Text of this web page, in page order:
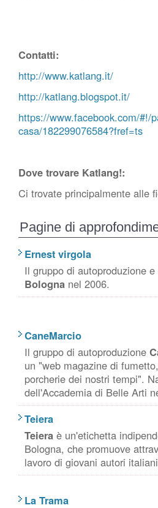
Contatti:
http://www.katlang.it/
http://katlang.blogspot.it/
https://www.facebook.com/#!/
casa/182299076584?fref=ts
Dove trovare Katlang!:
Ci trovate principalmente alle
Pagine di
Ernest virgola
Il gruppo di autoproduzione
Bologna nel 2006.
CaneMarcio
Il gruppo di autoproduzione
un "web magazine di
porcherie dei nostri tempi".
dell'Accademia di Belle Arti
Teiera
Teiera è un'etichetta
Bologna, che promuove
lavoro di giovani autori
La Trama